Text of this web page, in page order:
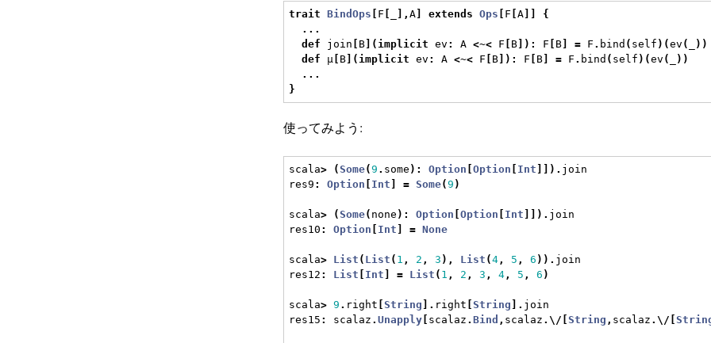
trait BindOps F ],A extends Ops F [A
{
...
def join B ](implicit ev : A <~< F B ]): F B = F . bind ( self )(ev (
))
def μ B ](implicit ev : A <~< F B ]): F B = F . bind ( self )(ev (
))
...
}
使ってみよう:
scala> (Some(9 . some ): Option [Option Int ]]). join
res9 : Option Int = Some(9 )
scala> (Some( none ): Option [Option Int ]]). join
res10 : Option Int = None
scala> List ( List ( 1 , 2 , 3 ), List (4, 5 , 6 )). join
res12 : List Int = List ( 1 , 2 , 3 , 4, 5 , 6 )
scala> 9 . right [String ]. right [String ]. join
res15 : scalaz .Unapply scalaz .Bind , scalaz .\/[String , scalaz .\/[